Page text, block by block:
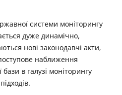
системи моніторингу
дуже динамічно,
нові законодавчі акти,
наближення
в галузі моніторингу